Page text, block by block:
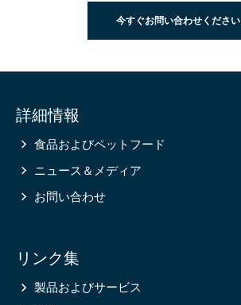
今すぐお問い合わせください
information
詳細情報
食品およびペットフード
ニュース＆メディア
お問い合わせ
リンク集
製品およびサービス